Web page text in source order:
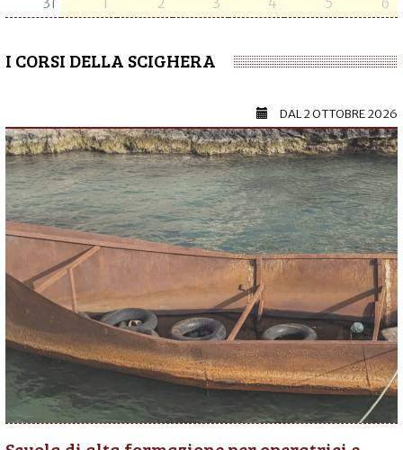
I CORSI DELLA SCIGHERA
DAL2 OTTOBRE 2026